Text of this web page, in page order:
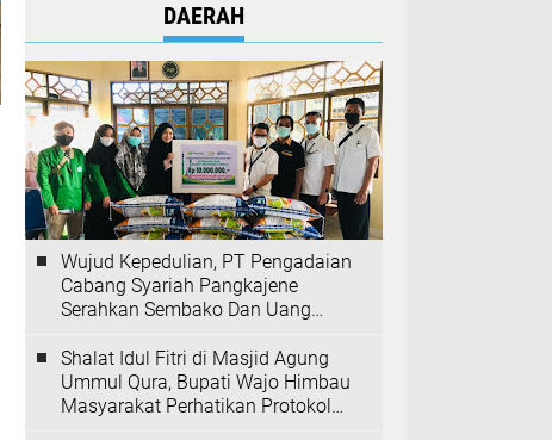
DAERAH
Wujud Kepedulian, PT Pengadaian
Cabang Syariah Pangkajene
Serahkan Sembako Dan Uang
Rappang
Shalat Idul Fitri di Masjid Agung
Ummul Qura, Bupati Wajo Himbau
Masyarakat Perhatikan Protokol